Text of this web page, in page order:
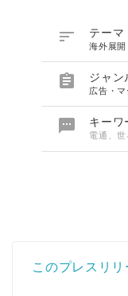
 テーマ
海外展開
 ジャン
広告・
 キーワ
電通、
このプレスリ